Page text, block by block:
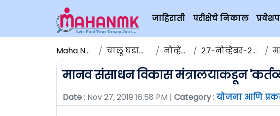
जाहिराती परीक्षेचे निकाल
Maha NMK चालू घडामोडी नोव्हेंबर २७-नोव्हेंबर-२०१९
मानव संसाधन विकास मंत्रालयाकडून
Date: Nov 27, 2019 16:58 PM | Category :योजना आणि